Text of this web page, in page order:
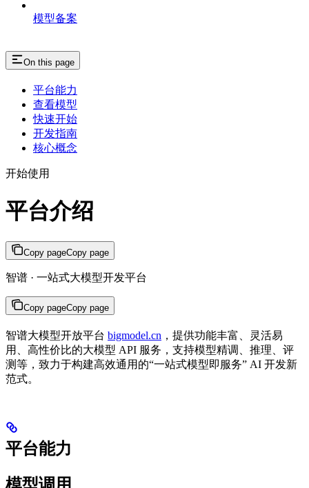
模型备案
On this page
平台能力
查看模型
快速开始
开发指南
核心概念
开始使用
平台介绍
Copy pageCopy page
智谱 · 一站式大模型开发平台
Copy pageCopy page
智谱大模型开放平台 bigmodel.cn ，提供功能丰富、灵活易
用、高性价比的大模型 API 服务，支持模型精调、推理、评
测等，致力于构建高效通用的“一站式模型即服务” AI 开发新
范式。
平台能力